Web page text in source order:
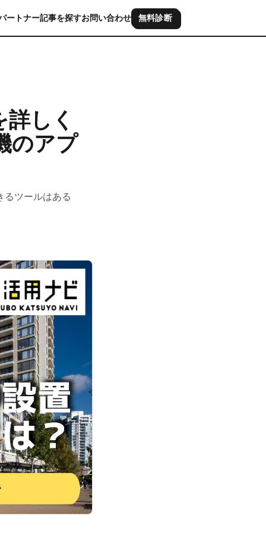
ートナー記事を探すお問い合わせ 無料診断
しく
のアプ
るツールはある